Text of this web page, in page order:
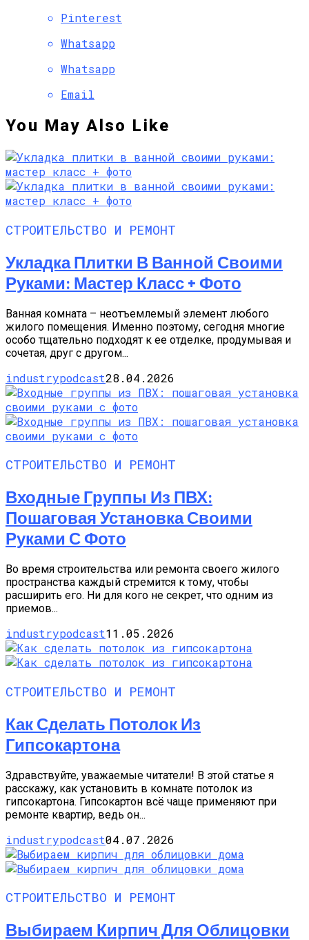
Pinterest
Whatsapp
Whatsapp
Email
You May Also Like
СТРОИТЕЛЬСТВО И РЕМОНТ
Укладка Плитки В Ванной Своими
Руками: Мастер Класс + Фото
Ванная комната – неотъемлемый элемент любого
жилого помещения. Именно поэтому, сегодня многие
особо тщательно подходят к ее отделке, продумывая и
сочетая, друг с другом...
industrypodcast28.04.2026
СТРОИТЕЛЬСТВО И РЕМОНТ
Входные Группы Из ПВХ:
Пошаговая Установка Своими
Руками С Фото
Во время строительства или ремонта своего жилого
пространства каждый стремится к тому, чтобы
расширить его. Ни для кого не секрет, что одним из
приемов...
industrypodcast11.05.2026
СТРОИТЕЛЬСТВО И РЕМОНТ
Как Сделать Потолок Из
Гипсокартона
Здравствуйте, уважаемые читатели! В этой статье я
расскажу, как установить в комнате потолок из
гипсокартона. Гипсокартон всё чаще применяют при
ремонте квартир, ведь он...
industrypodcast04.07.2026
СТРОИТЕЛЬСТВО И РЕМОНТ
Выбираем Кирпич Для Облицовки